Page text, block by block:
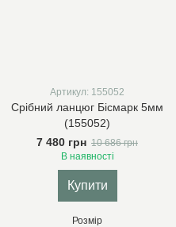
Артикул: 155052
Срібний ланцюг Бісмарк 5мм
(155052)
7 480 грн 10 686 грн
В наявності
Купити
Розмір